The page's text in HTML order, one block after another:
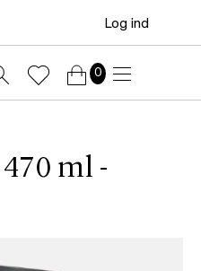
Log ind
0
ml -